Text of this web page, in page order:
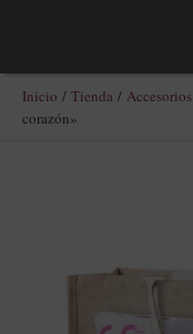
Inicio / Tienda / Accesorios
corazón»